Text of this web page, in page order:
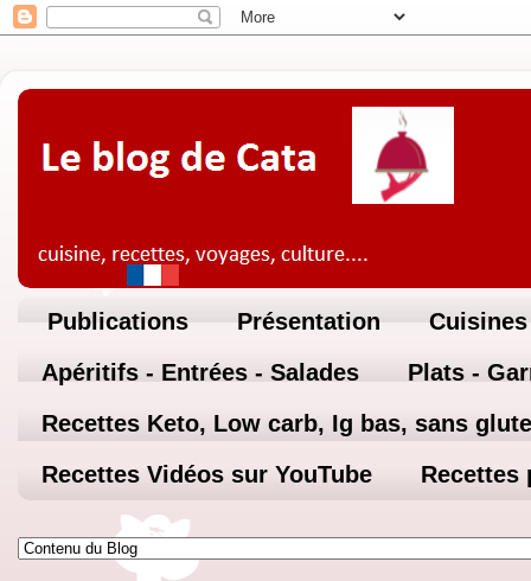
Publications Présentation
Apéritifs - Entrées - Salades
Plats -
Recettes Keto, Low carb, Ig bas, sans
Recettes Vidéos sur YouTube
Recettes